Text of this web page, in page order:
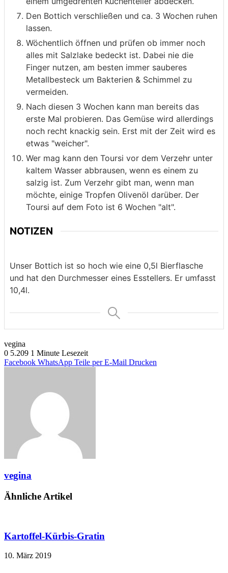
Den Bottich verschließen und ca. 3 Wochen ruhen
lassen.
Wöchentlich öffnen und prüfen ob immer noch
alles mit Salzlake bedeckt ist. Dabei nie die
Finger nutzen, am besten immer sauberes
Metallbesteck um Bakterien & Schimmel zu
vermeiden.
Nach diesen 3 Wochen kann man bereits das
erste Mal probieren. Das Gemüse wird allerdings
noch recht knackig sein. Erst mit der Zeit wird es
etwas "weicher".
Wer mag kann den Toursi vor dem Verzehr unter
kaltem Wasser abbrausen, wenn es einem zu
salzig ist. Zum Verzehr gibt man, wenn man
möchte, einige Tropfen Olivenöl darüber. Der
Toursi auf dem Foto ist 6 Wochen "alt".
NOTIZEN
Unser Bottich ist so hoch wie eine 0,5l Bierflasche
und hat den Durchmesser eines Esstellers. Er umfasst
10,4l.
vegina
0 5.209 1 Minute Lesezeit
Facebook WhatsApp Teile per E-Mail Drucken
vegina
Ähnliche Artikel
Kartoffel-Kürbis-Gratin
10. März 2019